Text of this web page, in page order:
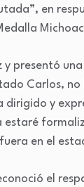
en
presentó
Carlos,
dirigido y
en el
el